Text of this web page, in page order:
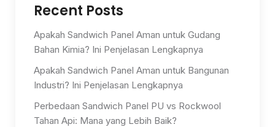
Recent Posts
Apakah Sandwich Panel Aman untuk Gudang
Bahan Kimia? Ini Penjelasan Lengkapnya
Apakah Sandwich Panel Aman untuk Bangunan
Industri? Ini Penjelasan Lengkapnya
Perbedaan Sandwich Panel PU vs Rockwool
Tahan Api: Mana yang Lebih Baik?